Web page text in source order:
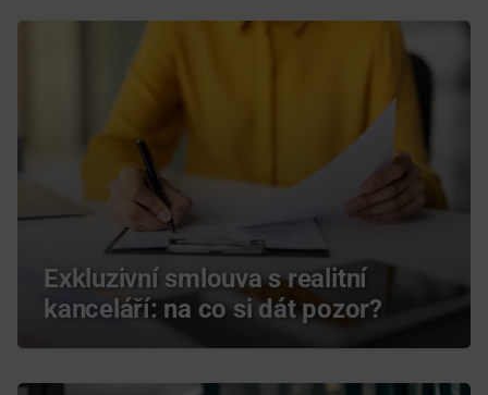
Exkluzivní smlouva s realitní
kanceláří: na co si dát pozor?